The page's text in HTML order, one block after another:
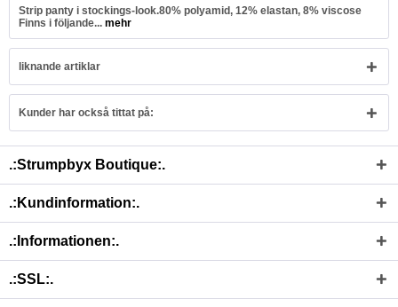
Strip panty i stockings-look.80% polyamid, 12% elastan, 8% viscose
Finns i följande... mehr
liknande artiklar
Kunder har också tittat på:
.:Strumpbyx Boutique:.
.:Kundinformation:.
.:Informationen:.
.:SSL:.